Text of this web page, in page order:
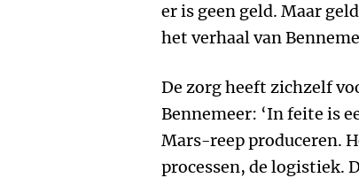
er is geen geld. Maar
het verhaal van
De zorg heeft zichzelf
Bennemeer: ‘In feite is
Mars-reep produceren.
processen, de logistiek.